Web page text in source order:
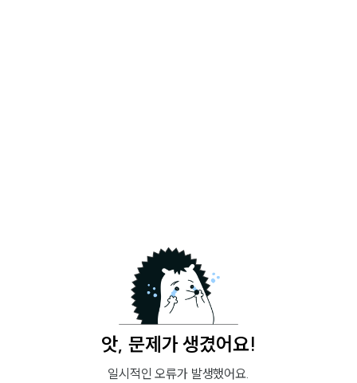
앗, 문제가 생겼어요!
일시적인 오류가 발생했어요.